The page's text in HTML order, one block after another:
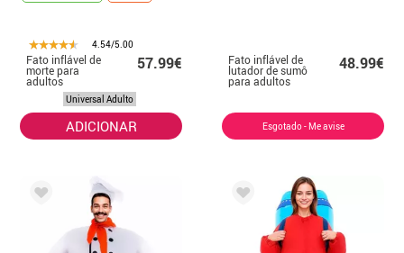
4.54/5.00
Fato inflável de
morte para
adultos
57.99€
Universal Adulto
ADICIONAR
Fato inflável de
lutador de sumô
para adultos
48.99€
Esgotado - Me avise